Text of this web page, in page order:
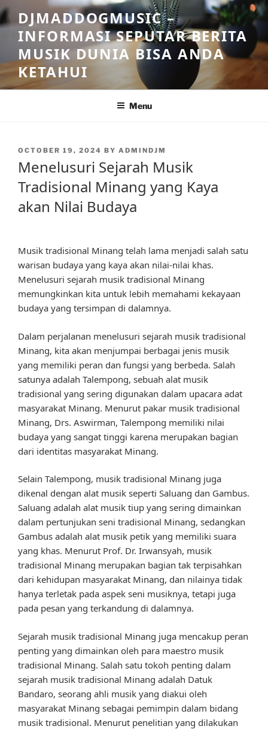
Skip
to
content
DJMADDOGMUSIC –
INFORMASI SEPUTAR BERITA
MUSIK DUNIA BISA ANDA
KETAHUI
Menu
POSTED
OCTOBER 19, 2024 BY ADMINDJM
Menelusuri Sejarah Musik
Tradisional Minang yang Kaya
akan Nilai Budaya
Musik tradisional Minang telah lama menjadi salah satu
warisan budaya yang kaya akan nilai-nilai khas.
Menelusuri sejarah musik tradisional Minang
memungkinkan kita untuk lebih memahami kekayaan
budaya yang tersimpan di dalamnya.
Dalam perjalanan menelusuri sejarah musik tradisional
Minang, kita akan menjumpai berbagai jenis musik
yang memiliki peran dan fungsi yang berbeda. Salah
satunya adalah Talempong, sebuah alat musik
tradisional yang sering digunakan dalam upacara adat
masyarakat Minang. Menurut pakar musik tradisional
Minang, Drs. Aswirman, Talempong memiliki nilai
budaya yang sangat tinggi karena merupakan bagian
dari identitas masyarakat Minang.
Selain Talempong, musik tradisional Minang juga
dikenal dengan alat musik seperti Saluang dan Gambus.
Saluang adalah alat musik tiup yang sering dimainkan
dalam pertunjukan seni tradisional Minang, sedangkan
Gambus adalah alat musik petik yang memiliki suara
yang khas. Menurut Prof. Dr. Irwansyah, musik
tradisional Minang merupakan bagian tak terpisahkan
dari kehidupan masyarakat Minang, dan nilainya tidak
hanya terletak pada aspek seni musiknya, tetapi juga
pada pesan yang terkandung di dalamnya.
Sejarah musik tradisional Minang juga mencakup peran
penting yang dimainkan oleh para maestro musik
tradisional Minang. Salah satu tokoh penting dalam
sejarah musik tradisional Minang adalah Datuk
Bandaro, seorang ahli musik yang diakui oleh
masyarakat Minang sebagai pemimpin dalam bidang
musik tradisional. Menurut penelitian yang dilakukan